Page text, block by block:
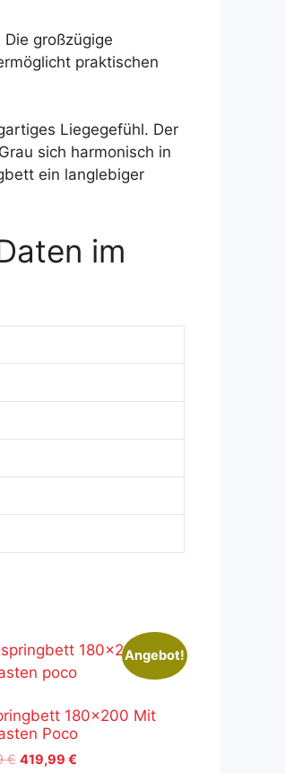
großzügige
praktischen
Liegegefühl. Der
sich harmonisch in
ein langlebiger
im
Angebot!
180×200 Mit
Poco
€ Ursprünglicher
419,99 €Aktueller